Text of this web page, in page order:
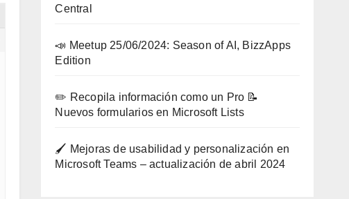
Central
📣 Meetup 25/06/2024: Season of AI, BizzApps
Edition
✏️ Recopila información como un Pro 📝
Nuevos formularios en Microsoft Lists
🖌️ Mejoras de usabilidad y personalización en
Microsoft Teams – actualización de abril 2024